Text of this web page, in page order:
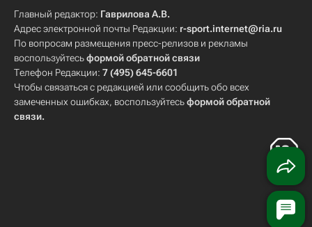
Главный редактор: Гаврилова А.В.
Адрес электронной почты Редакции: r-sport.internet@ria.ru
По вопросам размещения пресс-релизов и рекламы
воспользуйтесьформой обратной связи
Телефон Редакции: 7 (495) 645-6601
Чтобы связаться с редакцией или сообщить обо всех
замеченных ошибках, воспользуйтесьформой обратной
связи.